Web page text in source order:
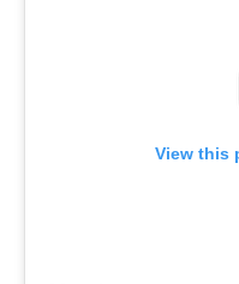
View this